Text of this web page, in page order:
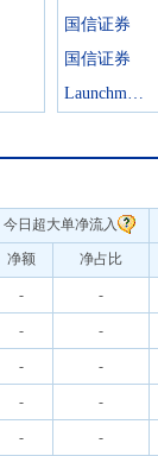
国信证券
国信证券
Launchmetrics
今日超大单净流入
净额 净占比
- -
- -
- -
- -
- -